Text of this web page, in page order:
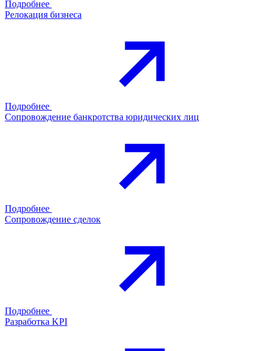
Подробнее
Релокация бизнеса
Подробнее
Сопровождение банкротства юридических лиц
Подробнее
Сопровождение сделок
Подробнее
Разработка KPI